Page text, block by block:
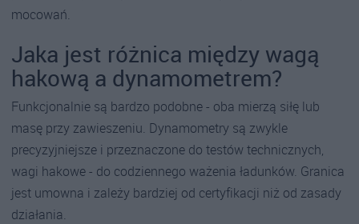
mocowań.
Jaka jest różnica między wagą
hakową a dynamometrem?
Funkcjonalnie są bardzo podobne - oba mierzą siłę lub
masę przy zawieszeniu. Dynamometry są zwykle
precyzyjniejsze i przeznaczone do testów technicznych,
wagi hakowe - do codziennego ważenia ładunków. Granica
jest umowna i zależy bardziej od certyfikacji niż od zasady
działania.